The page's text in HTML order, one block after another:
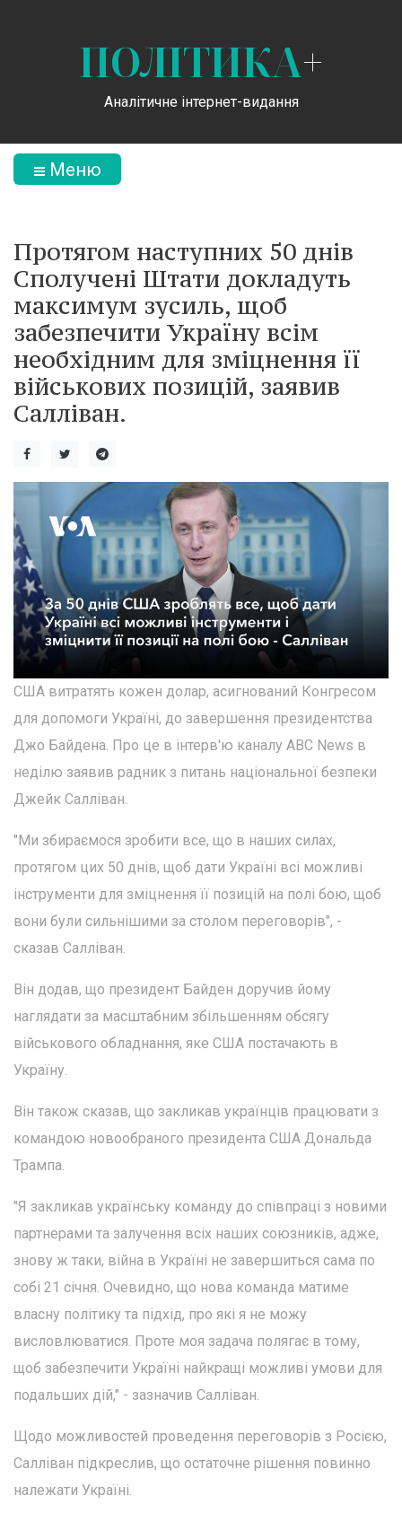
ПОЛІТИКА+
Аналітичне інтернет-видання
Меню
Протягом наступних 50 днів
Сполучені Штати докладуть
максимум зусиль, щоб
забезпечити Україну всім
необхідним для зміцнення її
військових позицій, заявив
Салліван.
США витратять кожен долар, асигнований Конгресом
для допомоги Україні, до завершення президентства
Джо Байдена. Про це в інтерв'ю каналу ABC News в
неділю заявив радник з питань національної безпеки
Джейк Салліван.
"Ми збираємося зробити все, що в наших силах,
протягом цих 50 днів, щоб дати Україні всі можливі
інструменти для зміцнення її позицій на полі бою, щоб
вони були сильнішими за столом переговорів", -
сказав Салліван.
Він додав, що президент Байден доручив йому
наглядати за масштабним збільшенням обсягу
військового обладнання, яке США постачають в
Україну.
Він також сказав, що закликав українців працювати з
командою новообраного президента США Дональда
Трампа.
"Я закликав українську команду до співпраці з новими
партнерами та залучення всіх наших союзників, адже,
знову ж таки, війна в Україні не завершиться сама по
собі 21 січня. Очевидно, що нова команда матиме
власну політику та підхід, про які я не можу
висловлюватися. Проте моя задача полягає в тому,
щоб забезпечити Україні найкращі можливі умови для
подальших дій," - зазначив Салліван.
Щодо можливостей проведення переговорів з Росією,
Салліван підкреслив, що остаточне рішення повинно
належати Україні.